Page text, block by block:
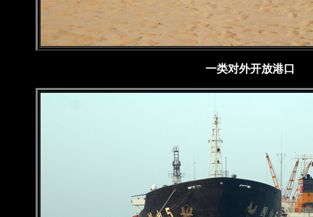
一类对外开放港口